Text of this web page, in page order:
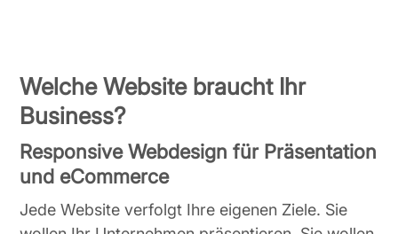
Welche Website braucht Ihr
Business?
Responsive Webdesign für Präsentation
und eCommerce
Jede Website verfolgt Ihre eigenen Ziele. Sie